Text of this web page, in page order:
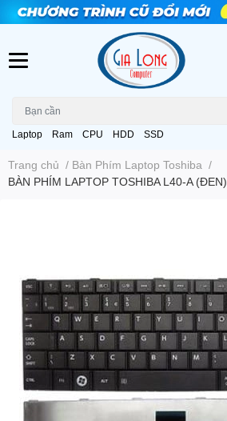
Laptop Ram CPU HDD SSD
Trang chủ / Bàn Phím Laptop Toshiba /
BÀN PHÍM LAPTOP TOSHIBA L40-A (ĐEN)